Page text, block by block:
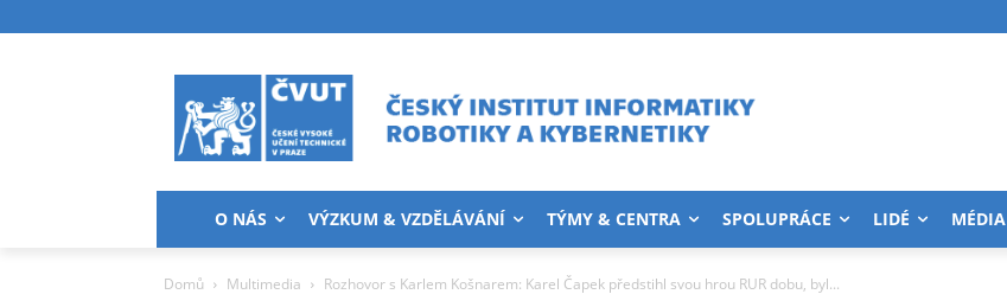
O NÁS VÝZKUM & VZDĚLÁVÁNÍ TÝMY & CENTRA SPOLUPRÁCE LIDÉ MÉDIA
Domů Multimedia Rozhovor s Karlem Košnarem: Karel Čapek předstihl svou hrou RUR dobu, byl...